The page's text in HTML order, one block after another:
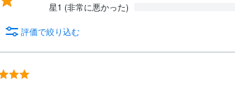
星1 (非常に悪かった)
評価で絞り込む